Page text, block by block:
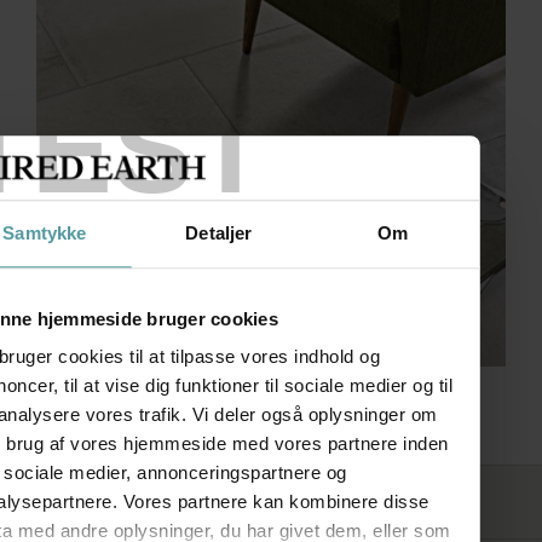
Samtykke Detaljer Om
hjemmeside bruger cookies
cookies til at tilpasse vores indhold og
til at vise dig funktioner til sociale medier og til
vores trafik. Vi deler også oplysninger om
brug af vores hjemmeside med vores partnere inden
medier, annonceringspartnere og
Vores partnere kan kombinere disse
med andre oplysninger, du har givet dem, eller som
Montpellier
FØLG OS